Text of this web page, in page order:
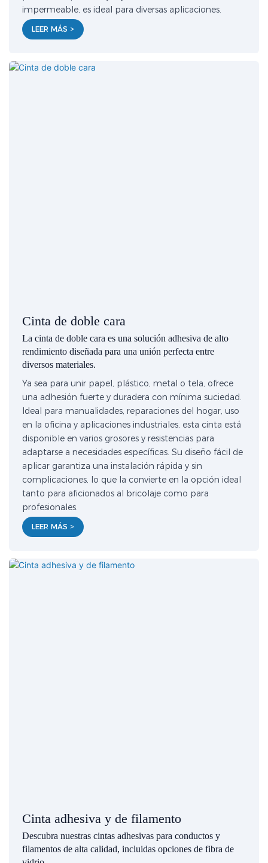
impermeable, es ideal para diversas aplicaciones.
LEER MÁS >
Cinta de doble cara
La cinta de doble cara es una solución adhesiva de alto
rendimiento diseñada para una unión perfecta entre
diversos materiales.
Ya sea para unir papel, plástico, metal o tela, ofrece
una adhesión fuerte y duradera con mínima suciedad.
Ideal para manualidades, reparaciones del hogar, uso
en la oficina y aplicaciones industriales, esta cinta está
disponible en varios grosores y resistencias para
adaptarse a necesidades específicas. Su diseño fácil de
aplicar garantiza una instalación rápida y sin
complicaciones, lo que la convierte en la opción ideal
tanto para aficionados al bricolaje como para
profesionales.
LEER MÁS >
Cinta adhesiva y de filamento
Descubra nuestras cintas adhesivas para conductos y
filamentos de alta calidad, incluidas opciones de fibra de